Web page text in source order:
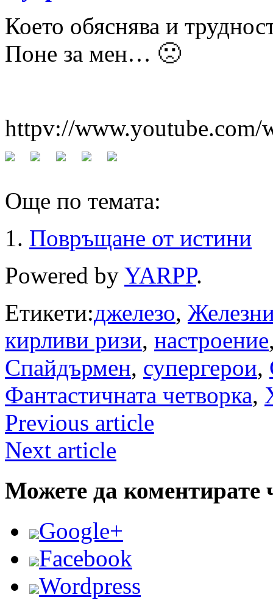
Което обяснява и
Поне за мен… 🙁
httpv://
Още по темата:
Повръщане от истини
Powered by YARPP.
Етикети:джелезо,
кирливи ризи, настроение
Спайдърмен, супергерои,
Фантастичната четворка,
Previous article
Next article
Можете да коментирате
Google+
Facebook
Wordpress